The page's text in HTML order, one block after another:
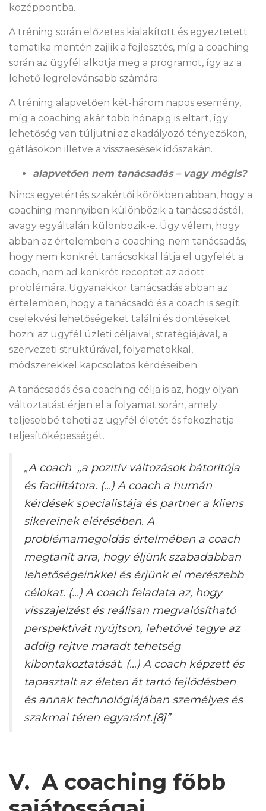
középpontba.
A tréning során előzetes kialakított és egyeztetett
tematika mentén zajlik a fejlesztés, míg a coaching
során az ügyfél alkotja meg a programot, így az a
lehető legrelevánsabb számára.
A tréning alapvetően két-három napos esemény,
míg a coaching akár több hónapig is eltart, így
lehetőség van túljutni az akadályozó tényezőkön,
gátlásokon illetve a visszaesések időszakán.
alapvetően nem tanácsadás – vagy mégis?
Nincs egyetértés szakértői körökben abban, hogy a
coaching mennyiben különbözik a tanácsadástól,
avagy egyáltalán különbözik-e. Úgy vélem, hogy
abban az értelemben a coaching nem tanácsadás,
hogy nem konkrét tanácsokkal látja el ügyfelét a
coach, nem ad konkrét receptet az adott
problémára. Ugyanakkor tanácsadás abban az
értelemben, hogy a tanácsadó és a coach is segít
cselekvési lehetőségeket találni és döntéseket
hozni az ügyfél üzleti céljaival, stratégiájával, a
szervezeti struktúrával, folyamatokkal,
módszerekkel kapcsolatos kérdéseiben.
A tanácsadás és a coaching célja is az, hogy olyan
változtatást érjen el a folyamat során, amely
teljesebbé teheti az ügyfél életét és fokozhatja
teljesítőképességét.
„A coach „a pozitív változások bátorítója
és facilitátora. (…) A coach a humán
kérdések specialistája és partner a kliens
sikereinek elérésében. A
problémamegoldás értelmében a coach
megtanít arra, hogy éljünk szabadabban
lehetőségeinkkel és érjünk el merészebb
célokat. (…) A coach feladata az, hogy
visszajelzést és reálisan megvalósítható
perspektívát nyújtson, lehetővé tegye az
addig rejtve maradt tehetség
kibontakoztatását. (…) A coach képzett és
tapasztalt az életen át tartó fejlődésben
és annak technológiájában személyes és
szakmai téren egyaránt.[8]”
V. A coaching főbb